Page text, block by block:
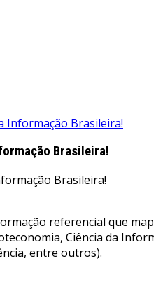
Informação Brasileira!
Brasileira!
referencial que
Ciência da
entre outros).